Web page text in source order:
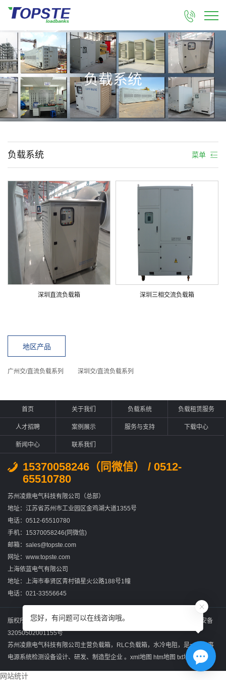

负载系统
菜单
负载系统
深圳直流负载箱 深圳三相交流负载箱
地区产品
广州交/直流负载系列 深圳交/直流负载系列
首页 关于我们 负载系统 负载租赁服务
人才招聘 案例展示 服务与支持 下载中心
新闻中心 联系我们
15370058246（同微信） / 0512-
65510780
苏州凌鼎电气科技有限公司（总部）
地址：江苏省苏州市工业园区金鸡湖大道1355号
电话：0512-65510780
手机：15370058246(同微信)
邮箱：sales@topste.com
网址：www.topste.com
上海依蓝电气有限公司
地址：上海市奉贤区青村镇星火公路188号1幢
电话：021-33556645
版权所有：苏州凌鼎电气科技有限公司苏ICP备2022031867号-2
苏公网安备
32050502001155号
苏州凌鼎电气科技有限公司主营负载箱 ， RLC负载箱 ， 水冷电阻 ，是一家从事
电源系统检测设备设计、研发、制造型企业 。 xml地图 htm地图 txt地图
网站统计
您好，有问题可以在线咨询哦。